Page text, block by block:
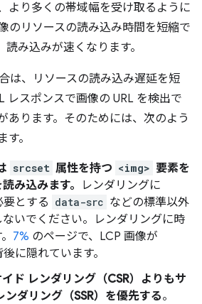
より多くの帯域幅を受け取るように
のリソースの読み込み時間を短縮で
み込みが速くなります。
は、リソースの読み込み遅延を短
レスポンスで画像の URL を検出で
あります。そのためには、次のよう
。
srcset 属性を持つ <img> 要素を
み込みます。
レンダリングに
とする data-src などの標準以外
いでください。レンダリングに時
7% のページで、LCP 画像が
に隠れています。
ド レンダリング（CSR）よりもサ
ンダリング（SSR）を優先する。